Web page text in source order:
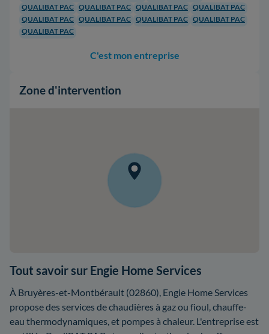
QUALIBAT PAC QUALIBAT PAC QUALIBAT PAC QUALIBAT PAC
QUALIBAT PAC QUALIBAT PAC QUALIBAT PAC QUALIBAT PAC
QUALIBAT PAC
C'est mon entreprise
Zone d'intervention
Tout savoir sur Engie Home Services
À Bruyères-et-Montbérault (02860), Engie Home Services
propose des services de chaudières à gaz ou fioul, chauffe-
eau thermodynamiques, et pompes à chaleur. L'entreprise est